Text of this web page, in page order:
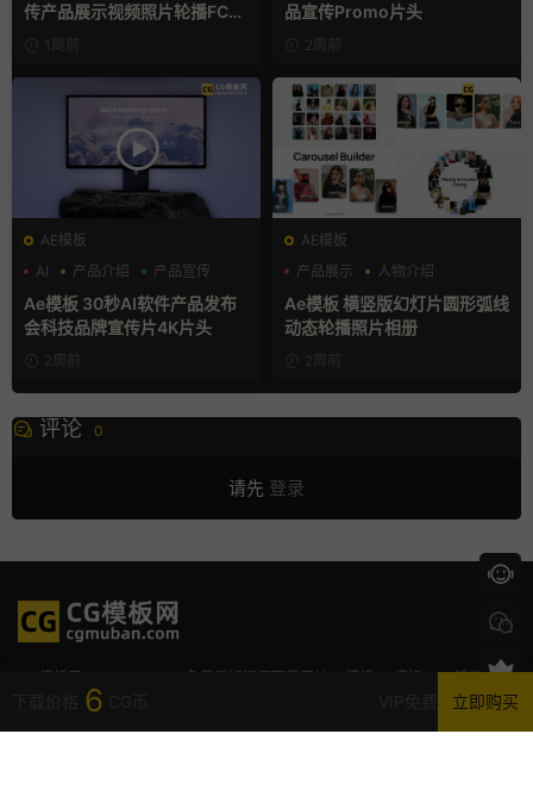
6 立即购买
传产品展示视频照片轮播FCP
X插件1周前
品宣传Promo片头
2周前
AE模板
AI
产品介绍 产品宣传
Ae模板 30秒AI软件产品发布
会科技品牌宣传片4K片头
2周前
AE模板
产品展示
人物介绍
团队介绍
Ae模板 横竖版幻灯片圆形弧线
动态轮播照片相册
2周前
评论 0
请先 登录
CG模板网(cgmuban.com)免费后期资源下载网站,pr模板,ae模板,fcpx插件,视频
,premiere模板,pr素材,PR片头模板,pr免费模板,字幕模板,AE插
件,mogrt,premiere,LUT,PR,AE,fcpx,finalcut,剪辑素材,抖音素材,免费素材,素材
下载,支持M芯片
我的